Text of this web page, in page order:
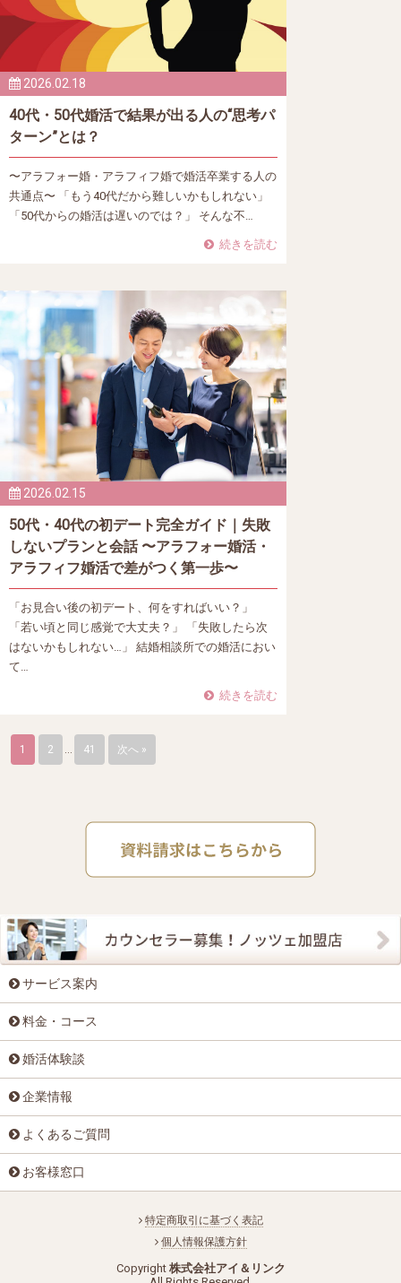
2026.02.18
40代・50代婚活で結果が出る人の“思考パ
ターン”とは？
〜アラフォー婚・アラフィフ婚で婚活卒業する人の
共通点〜 「もう40代だから難しいかもしれない」
「50代からの婚活は遅いのでは？」 そんな不…
続きを読む
2026.02.15
50代・40代の初デート完全ガイド｜失敗
しないプランと会話 〜アラフォー婚活・
アラフィフ婚活で差がつく第一歩〜
「お見合い後の初デート、何をすればいい？」
「若い頃と同じ感覚で大丈夫？」 「失敗したら次
はないかもしれない…」 結婚相談所での婚活におい
て…
続きを読む
1 2 … 41 次へ »
サービス案内
料金・コース
婚活体験談
企業情報
よくあるご質問
お客様窓口
特定商取引に基づく表記
個人情報保護方針
Copyright 株式会社アイ＆リンク